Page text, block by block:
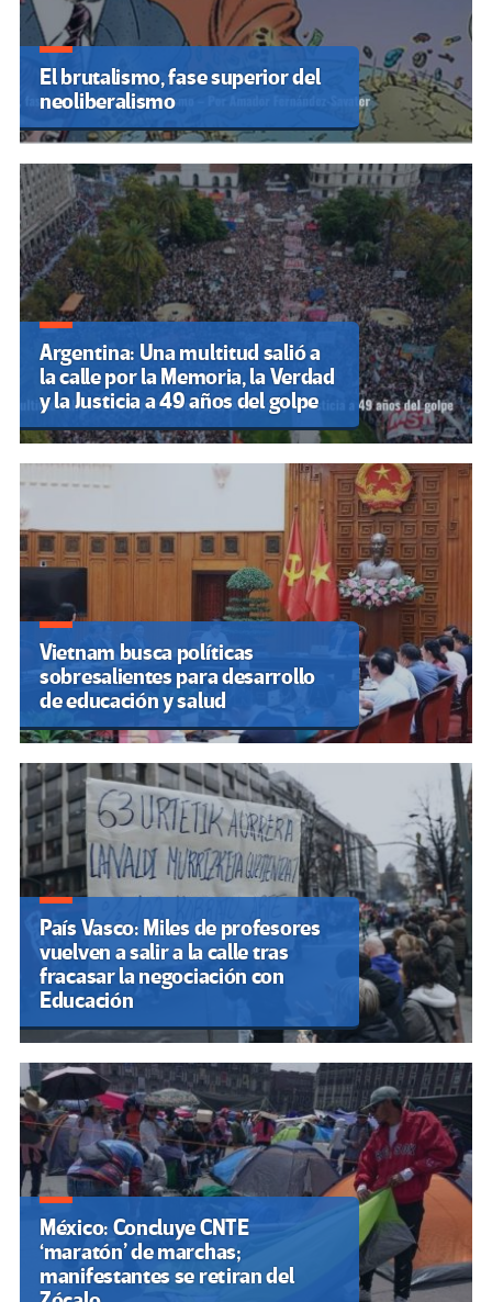
El brutalismo, fase superior del
neoliberalismo
Argentina: Una multitud salió a
la calle por la Memoria, la Verdad
y la Justicia a 49 años del golpe
Vietnam busca políticas
sobresalientes para desarrollo
de educación y salud
País Vasco: Miles de profesores
vuelven a salir a la calle tras
fracasar la negociación con
Educación
México: Concluye CNTE
‘maratón’ de marchas;
manifestantes se retiran del